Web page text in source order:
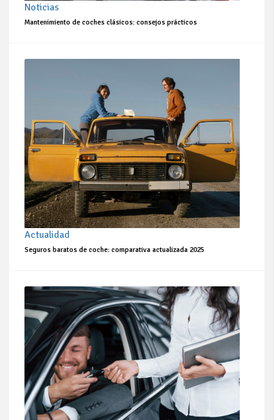
Noticias
Mantenimiento de coches clásicos: consejos prácticos
Actualidad
Seguros baratos de coche: comparativa actualizada 2025